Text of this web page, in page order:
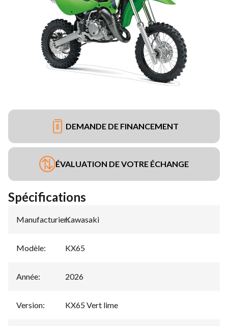
DEMANDE DE FINANCEMENT
ÉVALUATION DE VOTRE ÉCHANGE
Spécifications
Manufacturier:
Kawasaki
Modèle: KX65
Année: 2026
Version: KX65 Vert lime